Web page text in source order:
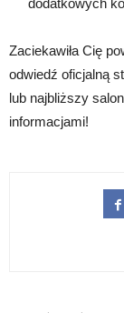
dodatkowych
Zaciekawiła Cię
odwiedź oficjalną
lub najbliższy
informacjami!